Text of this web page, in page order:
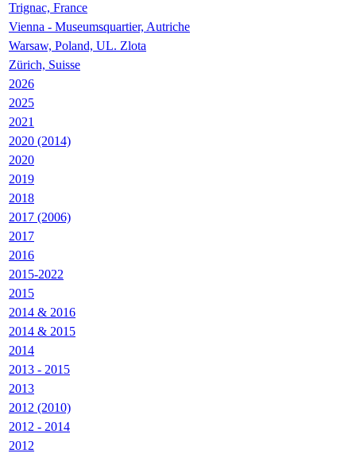
Trignac, France
Vienna - Museumsquartier, Autriche
Warsaw, Poland, UL. Zlota
Zürich, Suisse
2026
2025
2021
2020 (2014)
2020
2019
2018
2017 (2006)
2017
2016
2015-2022
2015
2014 & 2016
2014 & 2015
2014
2013 - 2015
2013
2012 (2010)
2012 - 2014
2012